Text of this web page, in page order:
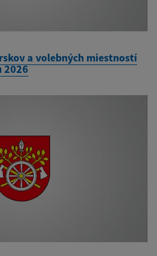
a volebných miestností
2026